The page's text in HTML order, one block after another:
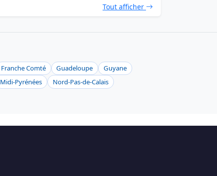
Tout afficher
Franche Comté Guadeloupe
Guyane
Midi-Pyrénées
Nord-Pas-de-Calais